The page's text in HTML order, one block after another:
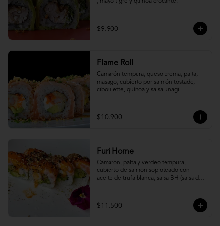
, mayo tigre y quinoa crocante.
$9.900
Flame Roll
Camarón tempura, queso crema, palta,
masago, cubierto por salmón tostado,
ciboulette, quínoa y salsa unagi
$10.900
Furi Home
Camarón, palta y verdeo tempura,
cubierto de salmón soploteado con
aceite de trufa blanca, salsa BH (salsa de
$11.500